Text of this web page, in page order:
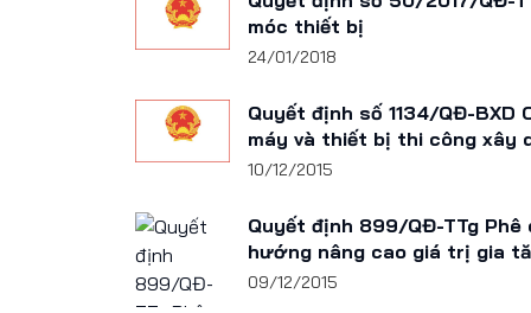
móc thiết bị
24/01/2018
Quyết định số 1134/QĐ-
máy và thiết bị thi công xây
10/12/2015
Quyết định 899/QĐ-TTg
hướng nâng cao giá trị gia
09/12/2015